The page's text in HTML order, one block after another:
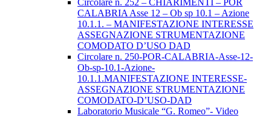
Circolare n. 252 – CHIARIMENTI – POR
CALABRIA Asse 12 – Ob sp 10.1 – Azione
10.1.1. – MANIFESTAZIONE INTERESSE
ASSEGNAZIONE STRUMENTAZIONE
COMODATO D’USO DAD
Circolare n. 250-POR-CALABRIA-Asse-12-
Ob-sp-10.1-Azione-
10.1.1.MANIFESTAZIONE INTERESSE-
ASSEGNAZIONE STRUMENTAZIONE
COMODATO-D’USO-DAD
Laboratorio Musicale “G. Romeo”- Video